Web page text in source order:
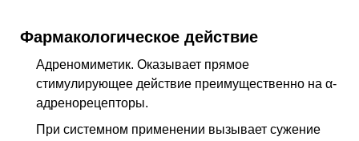
Фармакологическое действие
Адреномиметик. Оказывает прямое
стимулирующее действие преимущественно на α-
адренорецепторы.
При системном применении вызывает сужение